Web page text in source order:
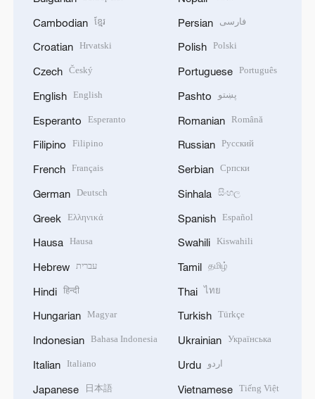
Cambodian ខ្មែរ
Croatian Hrvatski
Czech Český
English English
Esperanto Esperanto
Filipino Filipino
French Français
German Deutsch
Greek Ελληνικά
Hausa Hausa
Hebrew עברית
Hindi हिन्दी
Hungarian Magyar
Indonesian Bahasa Indonesia
Italian Italiano
Japanese 日本語
Persian فارسی
Polish Polski
Portuguese Português
Pashto پښتو
Romanian Română
Russian Русский
Serbian Српски
Sinhala සිංහල
Spanish Español
Swahili Kiswahili
Tamil தமிழ்
Thai ไทย
Turkish Türkçe
Ukrainian Українська
Urdu اردو
Vietnamese Tiếng Việt